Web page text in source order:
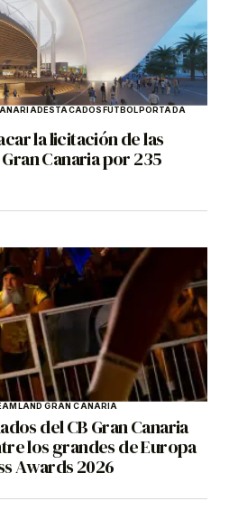
DESTACADOSFÚTBOLPORTADA
la licitación de las
Canaria por 235
GRAN CANARIA
del CB Gran Canaria
los grandes de Europa
Awards 2026